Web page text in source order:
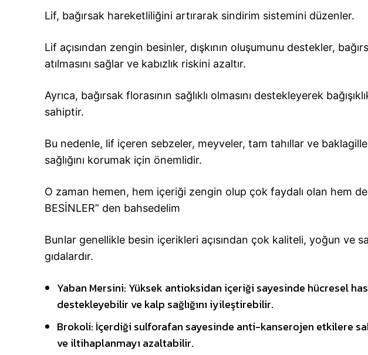
Lif, bağırsak hareketliliğini artırarak sindirim sistemini düzenler.
Lif açısından zengin besinler, dışkının oluşumunu destekler,
atılmasını sağlar ve kabızlık riskini azaltır.
Ayrıca, bağırsak florasının sağlıklı olmasını destekleyerek
sahiptir.
Bu nedenle, lif içeren sebzeler, meyveler, tam tahıllar ve
sağlığını korumak için önemlidir.
O zaman hemen, hem içeriği zengin olup çok faydalı olan hem de
BESİNLER” den bahsedelim
Bunlar genellikle besin içerikleri açısından çok kaliteli, yoğun ve
gıdalardır.
Yaban Mersini: Yüksek antioksidan içeriği sayesinde hücresel
destekleyebilir ve kalp sağlığını iyileştirebilir.
Brokoli: İçerdiği sulforafan sayesinde anti-kanserojen etkilere
ve iltihaplanmayı azaltabilir.